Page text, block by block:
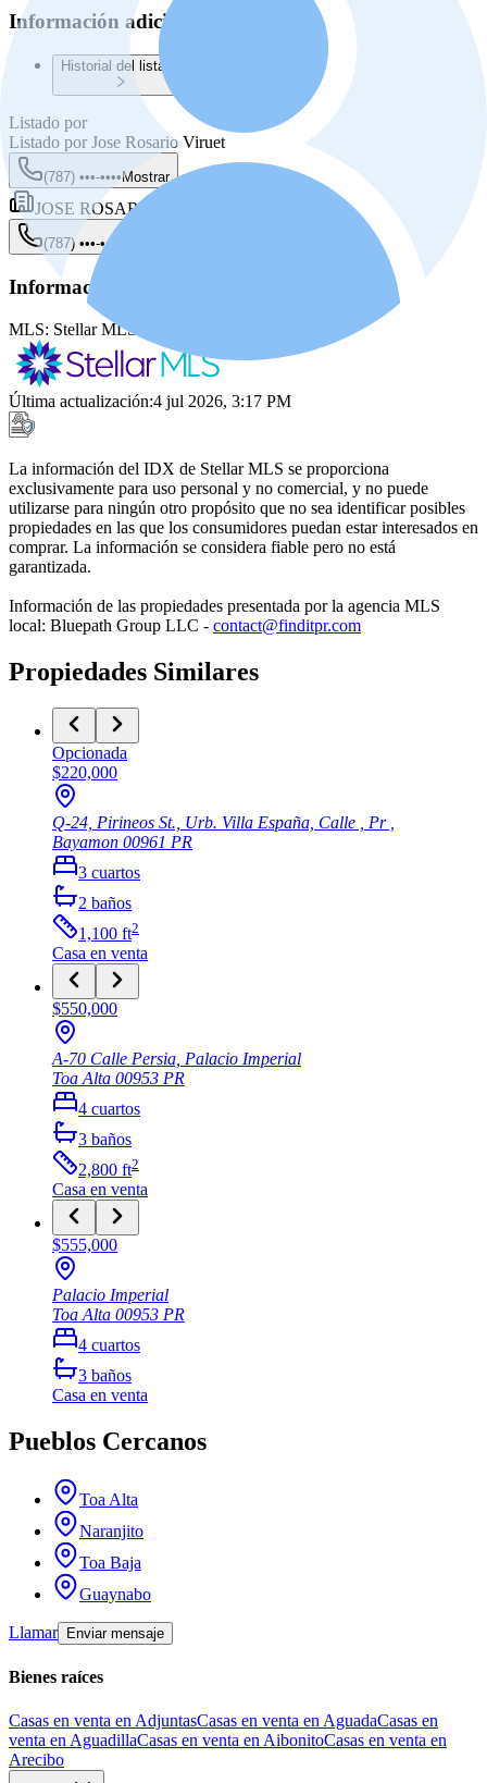
Información adicional
Historial del listado
Listado por
Listado por Jose Rosario Viruet
(787) •••-••••Mostrar
JOSE ROSARIO REAL ESTATE
(787) •••-••••
Información de la fuente
MLS: Stellar MLS
Última actualización:4 jul 2026, 3:17 PM
La información del IDX de Stellar MLS se proporciona
exclusivamente para uso personal y no comercial, y no puede
utilizarse para ningún otro propósito que no sea identificar posibles
propiedades en las que los consumidores puedan estar interesados en
comprar. La información se considera fiable pero no está
garantizada.
Información de las propiedades presentada por la agencia MLS
local: Bluepath Group LLC - contact@finditpr.com
Propiedades Similares
Opcionada
$220,000
Q-24, Pirineos St., Urb. Villa España, Calle , Pr ,
Bayamon 00961 PR
3 cuartos
2 baños
1,100 ft2
Casa en venta
$550,000
A-70 Calle Persia, Palacio Imperial
Toa Alta 00953 PR
4 cuartos
3 baños
2,800 ft2
Casa en venta
$555,000
Palacio Imperial
Toa Alta 00953 PR
4 cuartos
3 baños
Casa en venta
Pueblos Cercanos
Toa Alta
Naranjito
Toa Baja
Guaynabo
Llamar Enviar mensaje
Bienes raíces
Casas en venta en AdjuntasCasas en venta en AguadaCasas en
venta en AguadillaCasas en venta en AibonitoCasas en venta en
Arecibo